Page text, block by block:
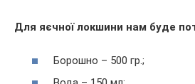
Для яєчної локшини нам буде
Борошно – 500 гр.;